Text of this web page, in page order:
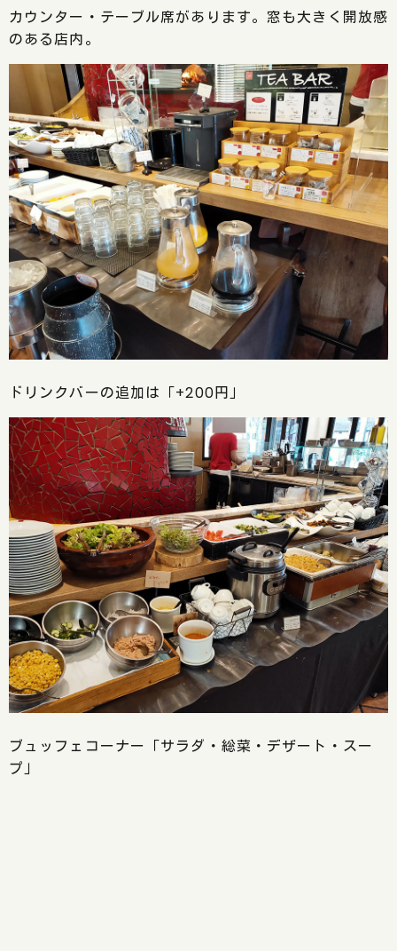
カウンター・テーブル席があります。窓も大きく開放感
のある店内。
ドリンクバーの追加は「+200円」
ブュッフェコーナー「サラダ・総菜・デザート・スー
プ」